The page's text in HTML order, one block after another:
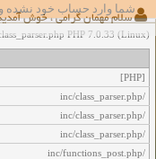
شما وارد حساب خود نشده و
اخطار‌های زیر رخ داد:
PHP 7.0.33 (Linux)
[PHP]
/inc/class_parser.php
/inc/class_parser.php
/inc/class_parser.php
/inc/functions_post.php
سلام مهمان گرامی ، خوش